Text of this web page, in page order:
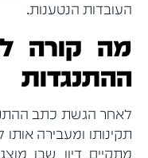
העובדות הנטענות.
מה קורה
ההתנגדות
לאחר הגשת כתב
תקינותו ומעבירה
מתקיים דיון שבו